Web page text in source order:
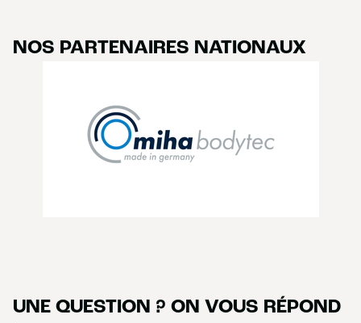
NOS PARTENAIRES NATIONAUX
UNE QUESTION ? ON VOUS RÉPOND